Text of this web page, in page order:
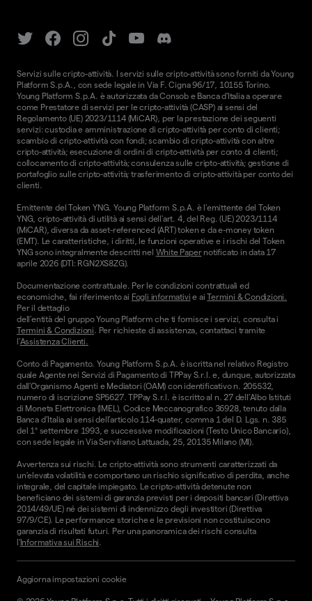
Servizi sulle cripto-attività. I servizi sulle cripto-attività sono forniti da Young
Platform S.p.A., con sede legale in Via F. Cigna 96/17, 10155 Torino.
Young Platform S.p.A. è autorizzata da Consob e Banca d'Italia a operare
come Prestatore di servizi per le cripto-attività (CASP) ai sensi del
Regolamento (UE) 2023/1114 (MiCAR), per la prestazione dei seguenti
servizi: custodia e amministrazione di cripto-attività per conto di clienti;
scambio di cripto-attività con fondi; scambio di cripto-attività con altre
cripto-attività; esecuzione di ordini di cripto-attività per conto di clienti;
collocamento di cripto-attività; consulenza sulle cripto-attività; gestione di
portafoglio sulle cripto-attività; trasferimento di cripto-attività per conto dei
clienti.
Emittente del Token YNG. Young Platform S.p.A. è l'emittente del Token
YNG, cripto-attività di utilità ai sensi dell'art. 4, del Reg. (UE) 2023/1114
(MiCAR), diversa da asset-referenced (ART) token e da e-money token
(EMT). Le caratteristiche, i diritti, le funzioni operative e i rischi del Token
YNG sono integralmente descritti nel White Papernotificato in data 17
aprile 2026 (DTI: RGN2XS8ZG).
Documentazione contrattuale. Per le condizioni contrattuali ed
economiche, fai riferimento ai Fogli informativi e aiTermini & Condizioni.
Per il dettaglio
dell'entità del gruppo Young Platform che ti fornisce i servizi, consulta i
Termini & Condizioni. Per richieste di assistenza, contattaci tramite
l'Assistenza Clienti.
Conto di Pagamento. Young Platform S.p.A. è iscritta nel relativo Registro
quale Agente nei Servizi di Pagamento di TPPay S.r.l. e, dunque, autorizzata
dall’Organismo Agenti e Mediatori (OAM) con identificativo n. 205532,
numero di iscrizione SP5627. TPPay S.r.l. è iscritto al n. 27 dell’Albo Istituti
di Moneta Elettronica (IMEL), Codice Meccanografico 36928, tenuto dalla
Banca d’Italia ai sensi dell’articolo 114-quater, comma 1 del D. Lgs. n. 385
del 1° settembre 1993, e successive modificazioni (Testo Unico Bancario),
con sede legale in Via Serviliano Lattuada, 25, 20135 Milano (MI).
Avvertenza sui rischi. Le cripto-attività sono strumenti caratterizzati da
un'elevata volatilità e comportano un rischio significativo di perdita, anche
integrale, del capitale impiegato. Le cripto-attività detenute non
beneficiano dei sistemi di garanzia previsti per i depositi bancari (Direttiva
2014/49/UE) né dei sistemi di indennizzo degli investitori (Direttiva
97/9/CE). Le performance storiche e le previsioni non costituiscono
garanzia di risultati futuri. Per una panoramica dei rischi consulta
l'Informativa sui Rischi.
Aggiorna impostazioni cookie